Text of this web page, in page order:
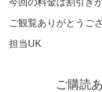
ご観覧ありがとうご
担当UK
ご購読